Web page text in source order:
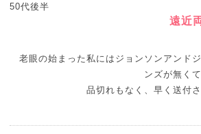
50代後半
遠近
老眼の始まった私にはジョンソンアンド
ンズが無く
品切れもなく、早く送付